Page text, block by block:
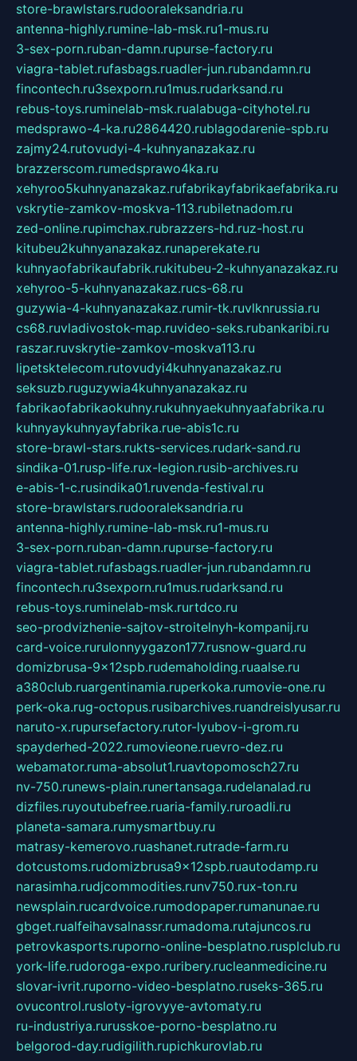
store-brawlstars.rudooraleksandria.ru
antenna-highly.rumine-lab-msk.ru1-mus.ru
3-sex-porn.ruban-damn.rupurse-factory.ru
viagra-tablet.rufasbags.ruadler-jun.rubandamn.ru
fincontech.ru3sexporn.ru1mus.rudarksand.ru
rebus-toys.ruminelab-msk.rualabuga-cityhotel.ru
medsprawo-4-ka.ru2864420.rublagodarenie-spb.ru
zajmy24.rutovudyi-4-kuhnyanazakaz.ru
brazzerscom.rumedsprawo4ka.ru
xehyroo5kuhnyanazakaz.rufabrikayfabrikaefabrika.ru
vskrytie-zamkov-moskva-113.rubiletnadom.ru
zed-online.rupimchax.rubrazzers-hd.ruz-host.ru
kitubeu2kuhnyanazakaz.runaperekate.ru
kuhnyaofabrikaufabrik.rukitubeu-2-kuhnyanazakaz.ru
xehyroo-5-kuhnyanazakaz.rucs-68.ru
guzywia-4-kuhnyanazakaz.rumir-tk.ruvlknrussia.ru
cs68.ruvladivostok-map.ruvideo-seks.rubankaribi.ru
raszar.ruvskrytie-zamkov-moskva113.ru
lipetsktelecom.rutovudyi4kuhnyanazakaz.ru
seksuzb.ruguzywia4kuhnyanazakaz.ru
fabrikaofabrikaokuhny.rukuhnyaekuhnyaafabrika.ru
kuhnyaykuhnyayfabrika.rue-abis1c.ru
store-brawl-stars.rukts-services.rudark-sand.ru
sindika-01.rusp-life.rux-legion.rusib-archives.ru
e-abis-1-c.rusindika01.ruvenda-festival.ru
store-brawlstars.rudooraleksandria.ru
antenna-highly.rumine-lab-msk.ru1-mus.ru
3-sex-porn.ruban-damn.rupurse-factory.ru
viagra-tablet.rufasbags.ruadler-jun.rubandamn.ru
fincontech.ru3sexporn.ru1mus.rudarksand.ru
rebus-toys.ruminelab-msk.rurtdco.ru
seo-prodvizhenie-sajtov-stroitelnyh-kompanij.ru
card-voice.rurulonnyygazon177.rusnow-guard.ru
domizbrusa-9x12spb.rudemaholding.ruaalse.ru
a380club.ruargentinamia.ruperkoka.rumovie-one.ru
perk-oka.rug-octopus.rusibarchives.ruandreislyusar.ru
naruto-x.rupursefactory.rutor-lyubov-i-grom.ru
spayderhed-2022.rumovieone.ruevro-dez.ru
webamator.ruma-absolut1.ruavtopomosch27.ru
nv-750.runews-plain.runertansaga.rudelanalad.ru
dizfiles.ruyoutubefree.ruaria-family.ruroadli.ru
planeta-samara.rumysmartbuy.ru
matrasy-kemerovo.ruashanet.rutrade-farm.ru
dotcustoms.rudomizbrusa9x12spb.ruautodamp.ru
narasimha.rudjcommodities.runv750.rux-ton.ru
newsplain.rucardvoice.rumodopaper.rumanunae.ru
gbget.rualfeihavsalnassr.rumadoma.rutajuncos.ru
petrovkasports.ruporno-online-besplatno.rusplclub.ru
york-life.rudoroga-expo.ruribery.rucleanmedicine.ru
slovar-ivrit.ruporno-video-besplatno.ruseks-365.ru
ovucontrol.rusloty-igrovyye-avtomaty.ru
ru-industriya.rurusskoe-porno-besplatno.ru
belgorod-day.rudigilith.rupichkurovlab.ru